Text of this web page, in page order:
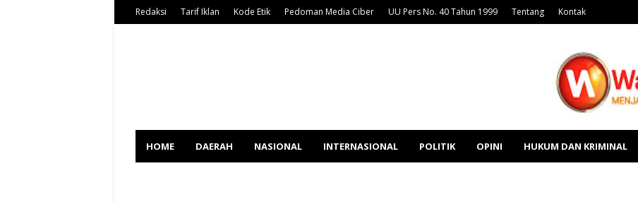
Redaksi Tarif Iklan Kode Etik Pedoman Media Ciber UU Pers No. 40 Tahun 1999 Tentang Kontak
HOME DAERAH NASIONAL INTERNASIONAL POLITIK OPINI HUKUM DAN KRIMINAL